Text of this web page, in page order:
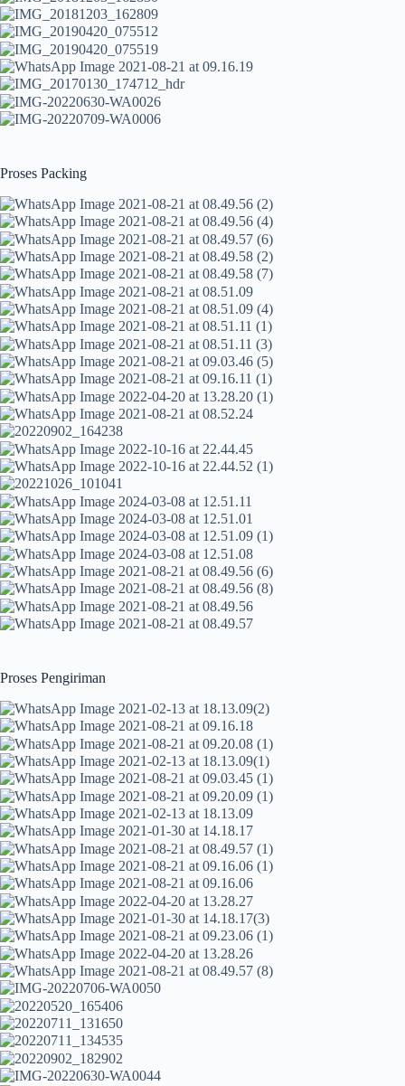
Proses Packing
Proses Pengiriman